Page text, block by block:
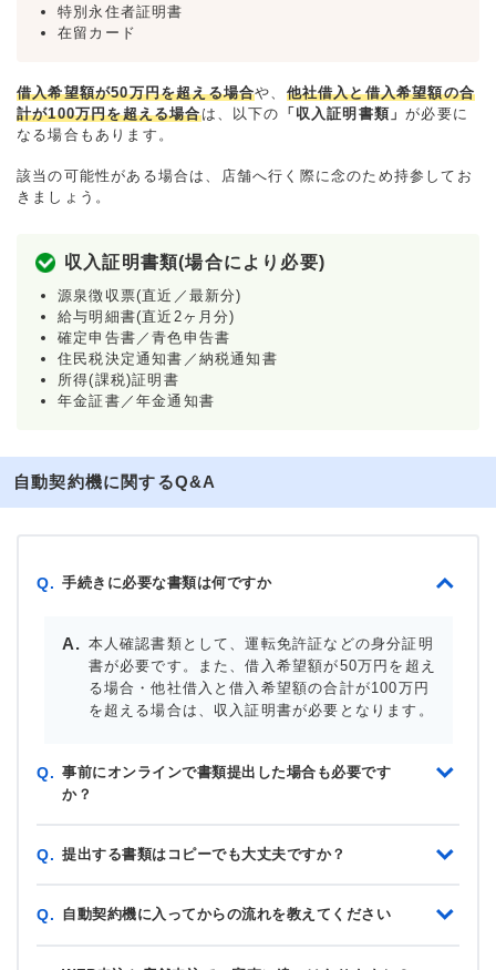
特別永住者証明書
在留カード
借入希望額が50万円を超える場合や、 他社借入と借入希望額の合
計が100万円を超える場合は、以下の 「収入証明書類」が必要に
なる場合もあります。
該当の可能性がある場合は、店舗へ行く際に念のため持参してお
きましょう。
収入証明書類(場合により必要)
源泉徴収票(直近／最新分)
給与明細書(直近2ヶ月分)
確定申告書／青色申告書
住民税決定通知書／納税通知書
所得(課税)証明書
年金証書／年金通知書
自動契約機に関するQ&A
Q. 手続きに必要な書類は何ですか
本人確認書類として、運転免許証などの身分証明
書が必要です。また、借入希望額が50万円を超え
る場合・他社借入と借入希望額の合計が100万円
を超える場合は、収入証明書が必要となります。
Q. 事前にオンラインで書類提出した場合も必要です
か？
Q. 提出する書類はコピーでも大丈夫ですか？
Q. 自動契約機に入ってからの流れを教えてください